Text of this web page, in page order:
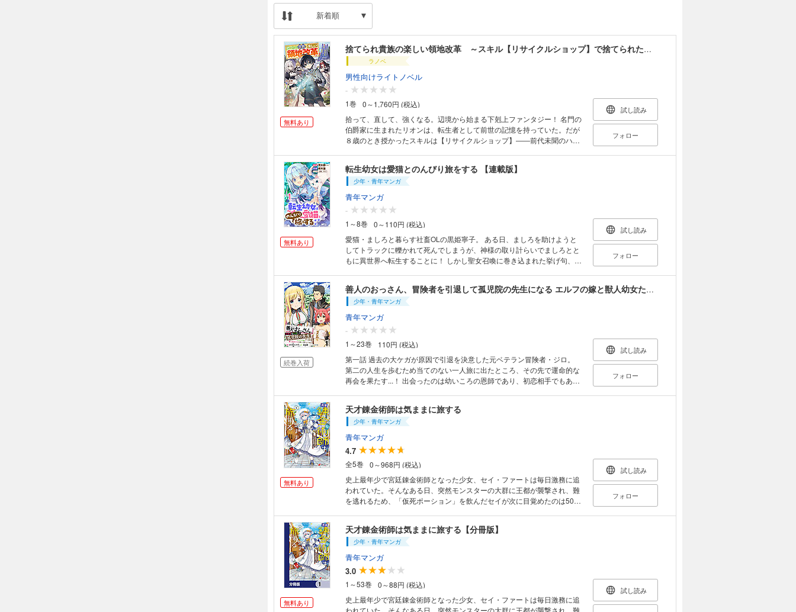
新着順
無料あり
捨てられ貴族の楽しい領地改革 ～スキル【リサイクルショップ】で捨てられた悪役令嬢（英雄）や神器を仕入れて修理したら、いつの間にか最強国家になってました～
ラノベ
男性向けライトノベル
-
1巻
0～1,760円 (税込)
拾って、直して、強くなる。辺境から始まる下剋上ファンタジー！ 名門の
伯爵家に生まれたリオンは、転生者として前世の記憶を持っていた。だが
８歳のとき授かったスキルは【リサイクルショップ】――前代未聞のハズ
きる彼にとって、そこは無限の資源が眠る宝の山だった！ 捨てられたモ
ノから価値を掘り起こし、荒れ果てた土地を次々と整えていくリオン。や
がて廃棄都市は人が集い暮らせる領地へと姿を変え始める――。 捨てられ
た少年が規格外のスキルで辺境を最高の楽園へと導く、痛快領地開拓ファ
ンタジー！ ※電子版は紙書籍版と一部異なる場合がありますので、あらか
じめご了承ください
試し読み
フォロー
無料あり
転生幼女は愛猫とのんびり旅をする 【連載版】
少年・青年マンガ
青年マンガ
-
1～8巻
0～110円 (税込)
愛猫・ましろと暮らす社畜OLの黒姫寧子。 ある日、ましろを助けようと
してトラックに轢かれて死んでしまうが、神様の取り計らいでましろとと
もに異世界へ転生することに！ しかし聖女召喚に巻き込まれた挙げ句、幼
て、新しい人生を楽しみます♪
試し読み
フォロー
続巻入荷
善人のおっさん、冒険者を引退して孤児院の先生になる エルフの嫁と獣人幼女たちと楽しく暮らしてます 【連載版】
少年・青年マンガ
青年マンガ
-
1～23巻
110円 (税込)
第一話 過去の大ケガが原因で引退を決意した元ベテラン冒険者・ジロ。
第二の人生を歩むため当てのない一人旅に出たところ、その先で運命的な
再会を果たす...！ 出会ったのは幼いころの恩師であり、初恋相手でもある
けようとするが...？ 楽しくって温かい、癒されスローライフはじまりま
す！
試し読み
フォロー
無料あり
天才錬金術師は気ままに旅する
少年・青年マンガ
青年マンガ
4.7
全5巻
0～968円 (税込)
史上最年少で宮廷錬金術師となった少女、セイ・ファートは毎日激務に追
われていた。そんなある日、突然モンスターの大群に王都が襲撃され、難
を逃れるため、「仮死ポーション」を飲んだセイが次に目覚めたのは500
決意する。だが自由気ままに旅をするはずが、セイの天才的なポーション
の技術は瞬く間にあちこちで噂になっていき……!? 天才錬金術師ののん
びりスローライフな旅がはじまる！
試し読み
フォロー
無料あり
天才錬金術師は気ままに旅する【分冊版】
少年・青年マンガ
青年マンガ
3.0
1～53巻
0～88円 (税込)
史上最年少で宮廷錬金術師となった少女、セイ・ファートは毎日激務に追
われていた。そんなある日、突然モンスターの大群に王都が襲撃され、難
試し読み